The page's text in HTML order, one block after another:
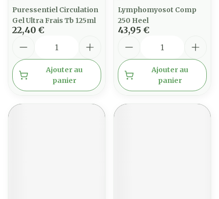
Puressentiel Circulation
Gel Ultra Frais Tb 125ml
22,40 €
Ajouter au
panier
Lymphomyosot Comp
250 Heel
43,95 €
Ajouter au
panier